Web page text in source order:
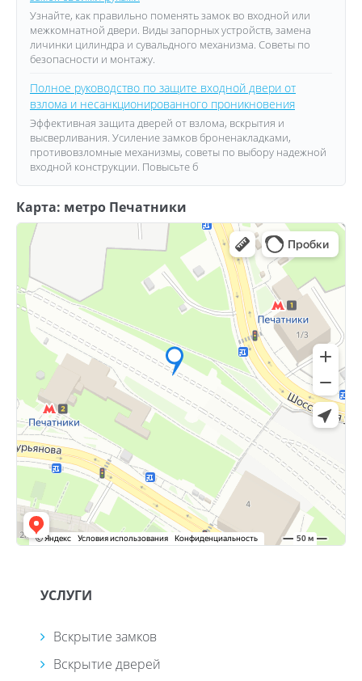
Узнайте, как правильно поменять замок во входной или
межкомнатной двери. Виды запорных устройств, замена
личинки цилиндра и сувальдного механизма. Советы по
безопасности и монтажу.
Полное руководство по защите входной двери от
взлома и несанкционированного проникновения
Эффективная защита дверей от взлома, вскрытия и
высверливания. Усиление замков броненакладками,
противовзломные механизмы, советы по выбору надежной
входной конструкции. Повысьте б
Карта: метро Печатники
УСЛУГИ
Вскрытие замков
Вскрытие дверей